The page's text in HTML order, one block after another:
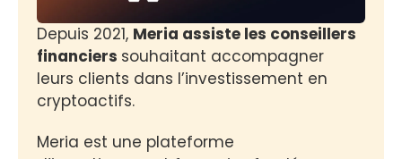
Depuis 2021, Meria assiste les conseillers
financiers souhaitant accompagner
leurs clients dans l’investissement en
cryptoactifs.
Meria est une plateforme